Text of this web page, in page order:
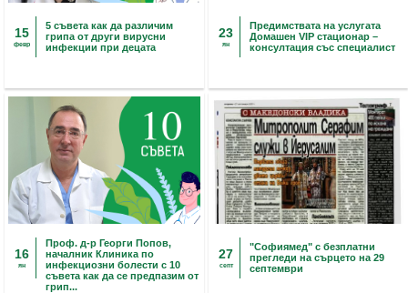
15
февр
5 съвета как да различим
грипа от други вирусни
инфекции при децата
23
ян
Предимствата на услугата
Домашен VIP стационар –
консултация със специалист
16
ян
Проф. д-р Георги Попов,
началник Клиника по
инфекциозни болести с 10
съвета как да се предпазим от
грип...
27
септ
"Софиямед" с безплатни
прегледи на сърцето на 29
септември